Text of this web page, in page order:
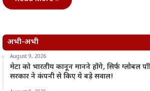
अभी-अभी
August 9, 2026
मेटा को भारतीय कानून मानने होंगे, सिर्फ ग्लोबल
सरकार ने कंपनी से किए ये बड़े सवाल!